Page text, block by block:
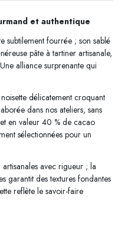
et authentique
subtilement fourrée ; son sablé
pâte à tartiner artisanale,
alliance surprenante qui
délicatement croquant
dans nos ateliers, sans
en valeur 40 % de cacao
sélectionnées pour un
avec rigueur ; la
garantit des textures fondantes
reflète le savoir-faire